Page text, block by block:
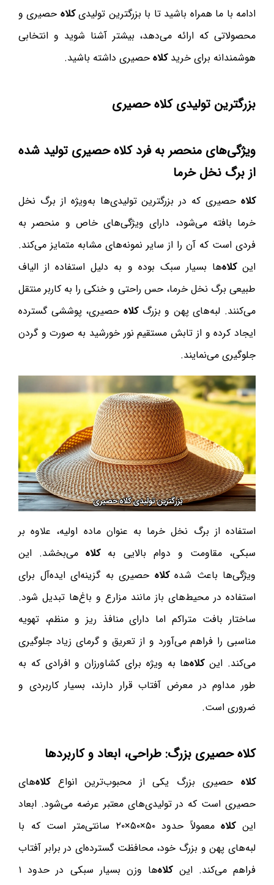
ادامه با ما همراه باشید تا با بزرگترین تولیدیکلاه حصیری و
محصولاتی که ارائه می‌دهد، بیشتر آشنا شوید و انتخابی
هوشمندانه برای خریدکلاه حصیری داشته باشید.
بزرگترین تولیدیکلاهحصیری
ویژگی‌های منحصر به فردکلاهحصیری تولید شده
از برگ نخل خرما
کلاه حصیری که در بزرگترین تولیدی‌ها به‌ویژه از برگ نخل
خرما بافته می‌شود، دارای ویژگی‌های خاص و منحصر به
فردی است که آن را از سایر نمونه‌های مشابه متمایز می‌کند.
اینکلاه‌ها بسیار سبک بوده و به دلیل استفاده از الیاف
طبیعی برگ نخل خرما، حس راحتی و خنکی را به کاربر منتقل
می‌کنند. لبه‌های پهن و بزرگکلاه حصیری، پوششی گسترده
ایجاد کرده و از تابش مستقیم نور خورشید به صورت و گردن
جلوگیری می‌نمایند.
استفاده از برگ نخل خرما به عنوان ماده اولیه، علاوه بر
سبکی، مقاومت و دوام بالایی بهکلاهمی‌بخشد. این
ویژگی‌ها باعث شدهکلاه حصیری به گزینه‌ای ایده‌آل برای
استفاده در محیط‌های باز مانند مزارع و باغ‌ها تبدیل شود.
ساختار بافت متراکم اما دارای منافذ ریز و منظم، تهویه
مناسبی را فراهم می‌آورد و از تعریق و گرمای زیاد جلوگیری
می‌کند. اینکلاه‌ها به ویژه برای کشاورزان و افرادی که به
طور مداوم در معرض آفتاب قرار دارند، بسیار کاربردی و
ضروری است.
کلاهحصیری بزرگ: طراحی، ابعاد و کاربردها
کلاه حصیری بزرگ یکی از محبوب‌ترین انواعکلاه‌های
حصیری است که در تولیدی‌های معتبر عرضه می‌شود. ابعاد
اینکلاه
معمولاً حدود ۵۰×۵۰×۲۰ سانتی‌متر است که با
لبه‌های پهن و بزرگ خود، محافظت گسترده‌ای در برابر آفتاب
فراهم می‌کند. اینکلاه
‌ها وزن بسیار سبکی در حدود ۱